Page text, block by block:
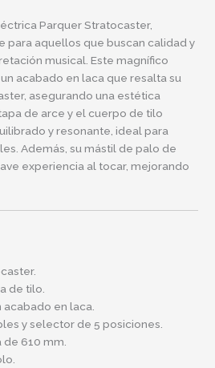
Parquer Stratocaster,
para aquellos que buscan calidad y
musical. Este magnífico
acabado en laca que resalta su
asegurando una estética
de arce y el cuerpo de tilo
y resonante, ideal para
Además, su mástil de palo de
experiencia al tocar, mejorando
de tilo.
acabado en laca.
y selector de 5 posiciones.
de 610 mm.